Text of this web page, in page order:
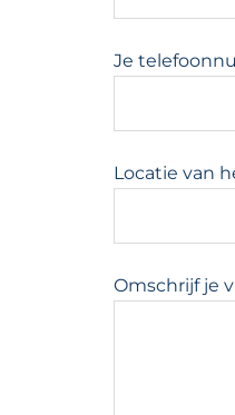
Je
Locatie van
Omschrijf je